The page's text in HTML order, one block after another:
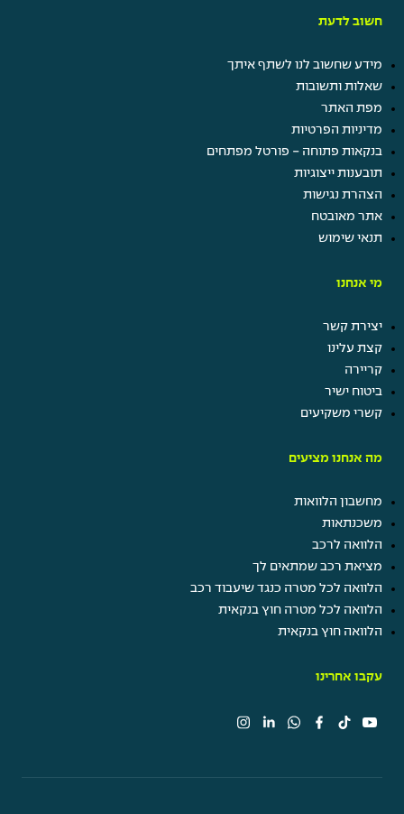
מתנות בחגים
תוספת ימי חופשה באירועים
משפחתיים
חופש ביום הולדת
חברות במועדוני לקוחות
קרן מלגות
ערבי גיבוש ומסיבות
חשוב לדעת
מידע שחשוב לנו לשתף איתך
שאלות ותשובות
מפת האתר
מדיניות הפרטיות
בנקאות פתוחה - פורטל מפתחים
תובענות ייצוגיות
הצהרת נגישות
אתר מאובטח
תנאי שימוש
מי אנחנו
יצירת קשר
קצת עלינו
קריירה
ביטוח ישיר
קשרי משקיעים
מה אנחנו מציעים
מחשבון הלוואות
משכנתאות
הלוואה לרכב
מציאת רכב שמתאים לך
הלוואה לכל מטרה כנגד שיעבוד רכב
הלוואה לכל מטרה חוץ בנקאית
הלוואה חוץ בנקאית
עקבו אחרינו